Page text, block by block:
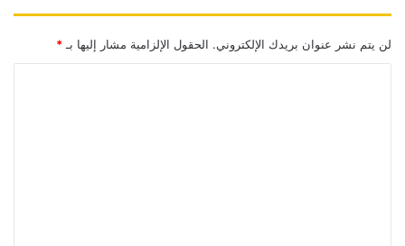
لن يتم نشر عنوان بريدك الإلكتروني. الحقول الإلزامية مشار إليها بـ *